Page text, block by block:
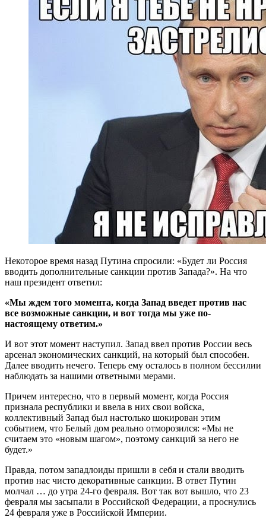
Некоторое время назад Путина спросили: «Будет ли Россия
вводить дополнительные санкции против Запада?». На что
наш президент ответил:
«Мы ждем того момента, когда Запад введет против нас
все возможные санкции, и вот тогда мы уже по-
настоящему ответим.»
И вот этот момент наступил. Запад ввел против России весь
арсенал экономических санкций, на который был способен.
Далее вводить нечего. Теперь ему осталось в полном бессилии
наблюдать за нашими ответными мерами.
Причем интересно, что в первый момент, когда Россия
признала республики и ввела в них свои войска,
коллективный Запад был настолько шокирован этим
событием, что Белый дом реально отморозился: «Мы не
считаем это «новым шагом», поэтому санкций за него не
будет.»
Правда, потом западлоиды пришли в себя и стали вводить
против нас чисто декоративные санкции. В ответ Путин
молчал … до утра 24-го февраля. Вот так вот вышло, что 23
февраля мы засыпали в Российской Федерации, а проснулись
24 февраля уже в Российской Империи.